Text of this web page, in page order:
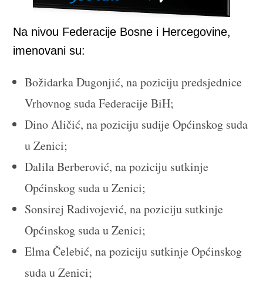
Na nivou Federacije Bosne i Hercegovine,
imenovani su:
Božidarka Dugonjić, na poziciju predsjednice
Vrhovnog suda Federacije BiH;
Dino Aličić, na poziciju sudije Općinskog suda
u Zenici;
Dalila Berberović, na poziciju sutkinje
Općinskog suda u Zenici;
Sonsirej Radivojević, na poziciju sutkinje
Općinskog suda u Zenici;
Elma Čelebić, na poziciju sutkinje Općinskog
suda u Zenici;